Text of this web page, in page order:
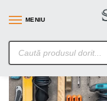
MENIU
SimpleTools.ro